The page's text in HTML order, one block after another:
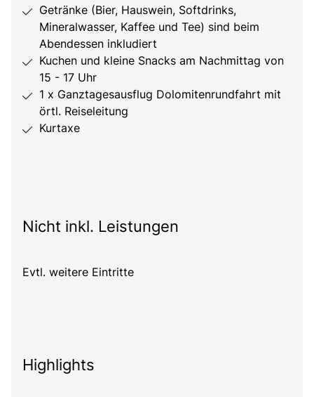
Getränke (Bier, Hauswein, Softdrinks,
Mineralwasser, Kaffee und Tee) sind beim
Abendessen inkludiert
Kuchen und kleine Snacks am Nachmittag von
15 - 17 Uhr
1 x Ganztagesausflug Dolomitenrundfahrt mit
örtl. Reiseleitung
Kurtaxe
Nicht inkl. Leistungen
Evtl. weitere Eintritte
Highlights